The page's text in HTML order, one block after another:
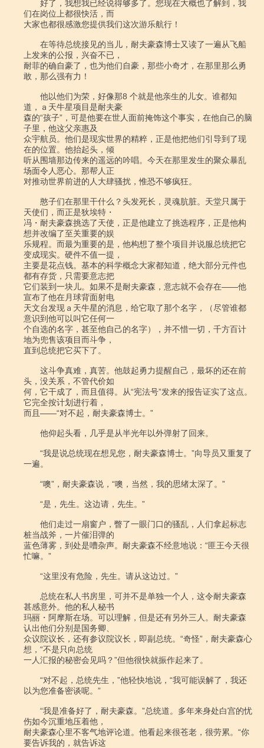
好了，我想我已经说得够多了。您现在大概也了解到，我
们在岗位上都很快活，而
大家也都很感激您提供我们这次游乐航行！
在等待总统接见的当儿，耐夫豪森博士又读了一遍从飞船
上发来的公报，兴奋不已，
耐菲的确自豪了，也为他们自豪，那些小奇才，在那里那么勇
敢，那么强有力！
他以他们为荣，好像那8 个就是他亲生的儿女。谁都知
道，ａ天牛星项目是耐夫豪
森的“孩子”，可是他要在世人面前掩饰这个事实，在他自己的脑
子里，他这父亲惠及
众宇航员。他们是现实世界的精粹，正是他把他们引导到了现
在的位置。他抬起头，倾
听从围墙那边传来的遥远的吟唱。今天在那里发生的聚众暴乱
场面令人恶心。那帮人正
对推动世界前进的人大肆骚扰，惟恐不够疯狂。
憨子们在那里干什么？头发死长，灵魂肮脏。天堂只属于
天使们，而正是狄埃特・
冯・耐夫豪森挑选了天使，正是他建立了挑选程序，正是他构
想并改编了至关重要的娱
乐规程。而最为重要的是，他构想了整个项目并说服总统把它
变成现实。硬件不值一提，
主要是花点钱。基本的科学概念大家都知道，绝大部分元件也
都有存货，只需要意志把
它们装到一块儿。如果不是耐夫豪森，意志就不会存在――他
宣布了他在月球背面射电
天文台发现ａ天牛星的消息，给它取了那个名字，（尽管谁都
意识到他可以叫它任何一
个自选的名字，甚至他自己的名字），并不惜一切，千方百计
地为兜售该项目而斗争，
直到总统把它买下了。
这斗争真难，真苦。他鼓起勇力提醒自己，最坏的还在前
头，没关系，不管代价如
何，它干成了，而且值得。从“宪法号”发来的报告证实了这点。
它完全按计划进行着，
而且――“对不起，耐夫豪森博士。”
他仰起头看，几乎是从半光年以外弹射了回来。
“我是说总统现在想见您，耐夫豪森博士。”向导员又重复了
一遍。
“噢”，耐夫豪森说，“噢，当然，我的思绪太深了。”
“是，先生。这边请，先生。”
他们走过一扇窗户，瞥了一眼门口的骚乱，人们拿起标志
桩当战斧，一片催泪弹的
蓝色薄雾，到处是嘈杂声。耐夫豪森不经意地说：“匪王今天很
忙嘛。”
“这里没有危险，先生。请从这边过。”
总统在私人书房里，可并不是单独一个人，这令耐夫豪森
甚感意外。他的私人秘书
玛丽・阿摩斯在场。可以理解，但是还有另外三人。耐夫豪森
认出他们分别是国务卿、
众议院议长，还有参议院议长，即副总统。“奇怪”，耐夫豪森心
想，“不是只向总统
一人汇报的秘密会见吗？”但他很快就振作起来了。
“对不起，总统先生，”他轻快地说，“我可能误解了，我还
以为您准备密谈呢。”
“我是准备好了，耐夫豪森。”总统道。多年来身处白宫的忧
伤如今沉重地压着他，
耐夫豪森心里不客气地评论道。他看起来很苍老，很劳累。“你
要告诉我的，就告诉这